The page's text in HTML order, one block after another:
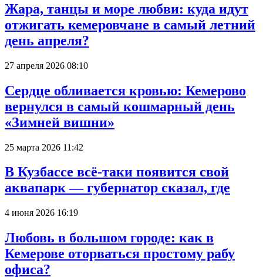
Жара, танцы и море любви: куда идут
отжигать кемеровчане в самый летний
день апреля?
27 апреля 2026 08:10
Сердце обливается кровью: Кемерово
вернулся в самый кошмарный день
«Зимней вишни»
25 марта 2026 11:42
В Кузбассе всё-таки появится свой
аквапарк — губернатор сказал, где
4 июня 2026 16:19
Любовь в большом городе: как в
Кемерове оторваться простому рабу
офиса?